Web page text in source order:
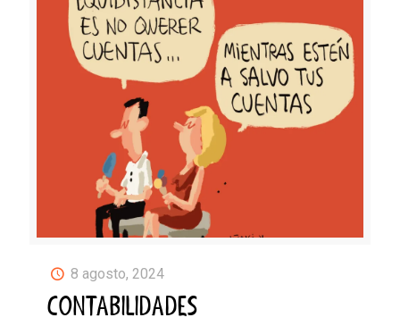
8 agosto, 2024
CONTABILIDADES